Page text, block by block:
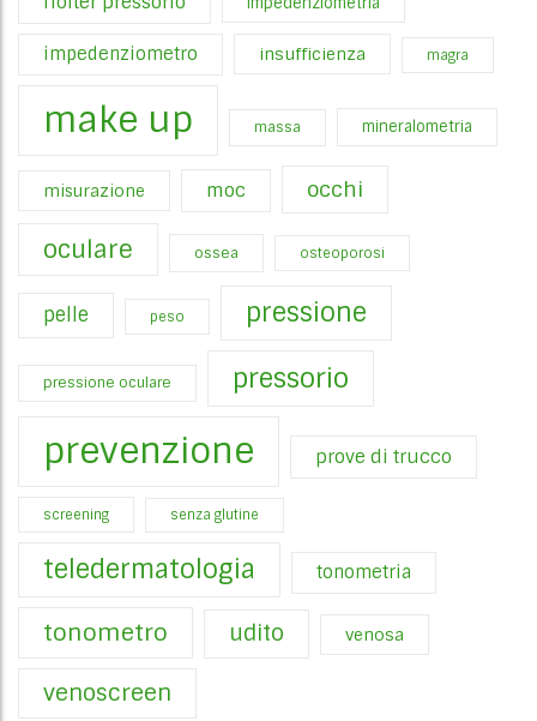
impedenziometro insufficienza magra
make up massa mineralometria
misurazione moc occhi
oculare ossea osteoporosi
pelle peso pressione
pressione oculare pressorio
prevenzione prove di trucco
screening senza glutine
teledermatologia tonometria
tonometro udito venosa
venoscreen